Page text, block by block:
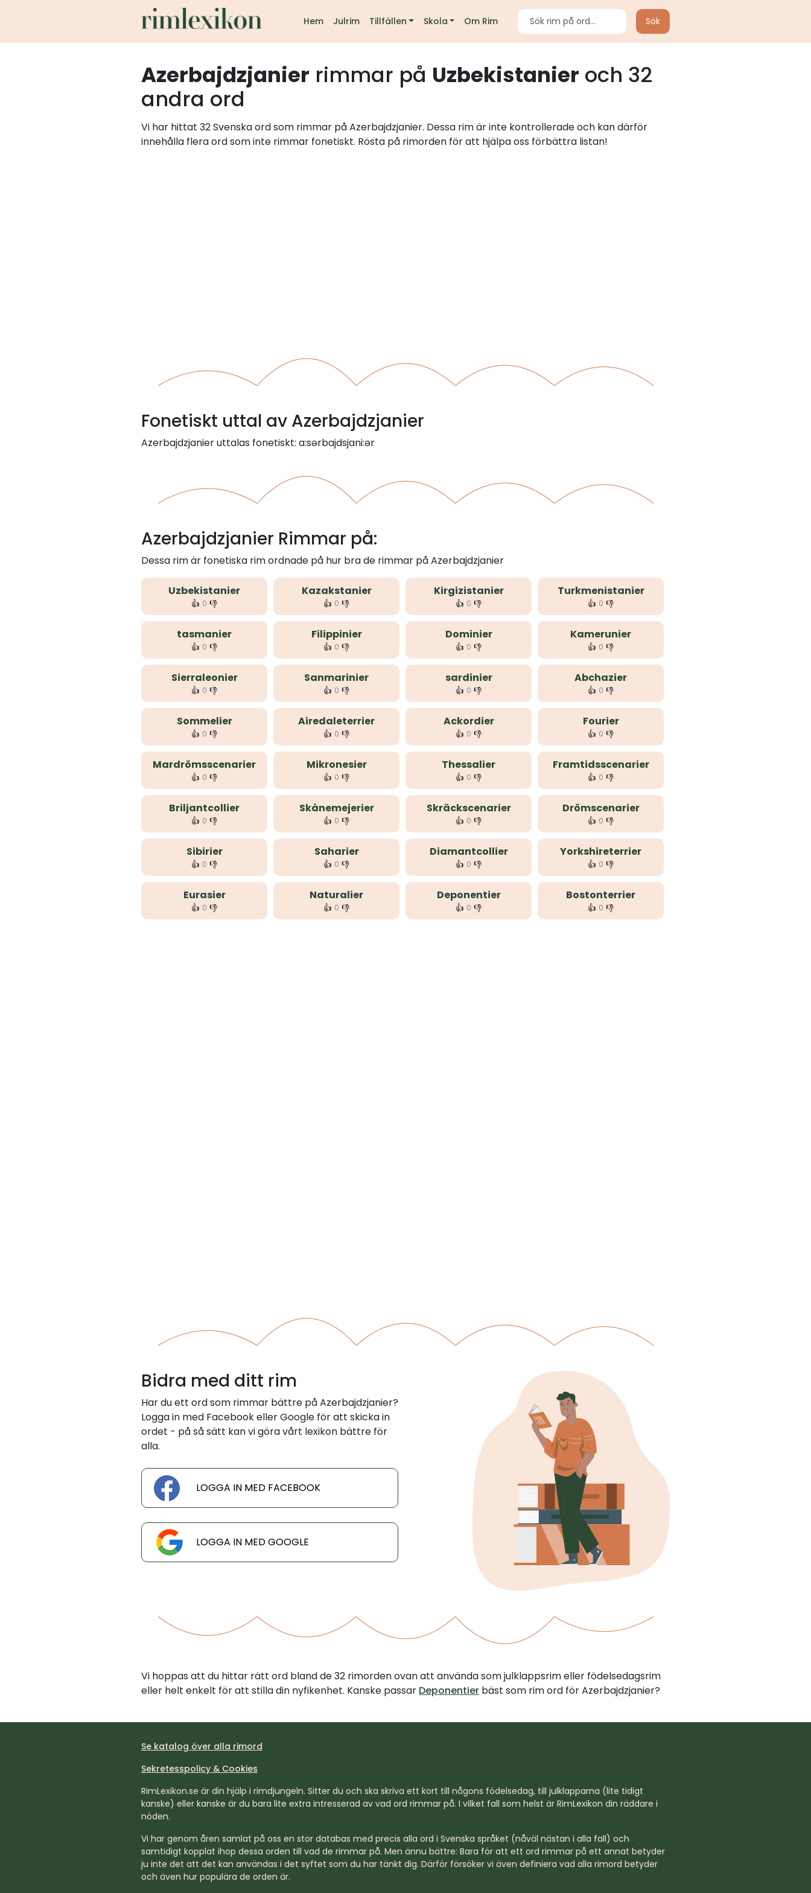
Hem Julrim Tillfällen Skola Om Rim Sök
Azerbajdzjanier rimmar på Uzbekistanier och 32
andra ord
Vi har hittat 32 Svenska ord som rimmar på Azerbajdzjanier. Dessa rim är inte kontrollerade och kan därför
innehålla flera ord som inte rimmar fonetiskt. Rösta på rimorden för att hjälpa oss förbättra listan!
Fonetiskt uttal av Azerbajdzjanier
Azerbajdzjanier uttalas fonetiskt: a:sərbajdsjani:ər
Azerbajdzjanier Rimmar på:
Dessa rim är fonetiska rim ordnade på hur bra de rimmar på Azerbajdzjanier
Uzbekistanier
👍 0 👎
Kazakstanier
👍 0 👎
Kirgizistanier
👍 0 👎
Turkmenistanier
👍 0 👎
tasmanier
👍 0 👎
Filippinier
👍 0 👎
Dominier
👍 0 👎
Kamerunier
👍 0 👎
Sierraleonier
👍 0 👎
Sanmarinier
👍 0 👎
sardinier
👍 0 👎
Abchazier
👍 0 👎
Sommelier
👍 0 👎
Airedaleterrier
👍 0 👎
Ackordier
👍 0 👎
Fourier
👍 0 👎
Mardrömsscenarier
👍 0 👎
Mikronesier
👍 0 👎
Thessalier
👍 0 👎
Framtidsscenarier
👍 0 👎
Briljantcollier
👍 0 👎
Skånemejerier
👍 0 👎
Skräckscenarier
👍 0 👎
Drömscenarier
👍 0 👎
Sibirier
👍 0 👎
Saharier
👍 0 👎
Diamantcollier
👍 0 👎
Yorkshireterrier
👍 0 👎
Eurasier
👍 0 👎
Naturalier
👍 0 👎
Deponentier
👍 0 👎
Bostonterrier
👍 0 👎
Bidra med ditt rim
Har du ett ord som rimmar bättre på Azerbajdzjanier?
Logga in med Facebook eller Google för att skicka in
ordet - på så sätt kan vi göra vårt lexikon bättre för
alla.
LOGGA IN MED FACEBOOK
LOGGA IN MED GOOGLE
Vi hoppas att du hittar rätt ord bland de 32 rimorden ovan att använda som julklappsrim eller födelsedagsrim
eller helt enkelt för att stilla din nyfikenhet. Kanske passar Deponentier bäst som rim ord för Azerbajdzjanier?
Se katalog över alla rimord
Sekretesspolicy & Cookies
RimLexikon.se är din hjälp i rimdjungeln. Sitter du och ska skriva ett kort till någons födelsedag, till julklapparna (lite tidigt
kanske) eller kanske är du bara lite extra intresserad av vad ord rimmar på. I vilket fall som helst är RimLexikon din räddare i
nöden.
Vi har genom åren samlat på oss en stor databas med precis alla ord i Svenska språket (nåväl nästan i alla fall) och
samtidigt kopplat ihop dessa orden till vad de rimmar på. Men ännu bättre: Bara för att ett ord rimmar på ett annat betyder
ju inte det att det kan användas i det syftet som du har tänkt dig. Därför försöker vi även definiera vad alla rimord betyder
och även hur populära de orden är.